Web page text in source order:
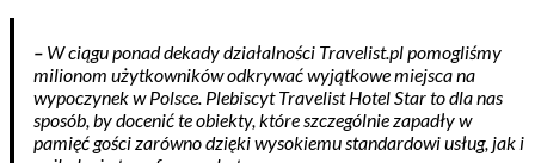
– W ciągu ponad dekady działalności Travelist.pl pomogliśmy
milionom użytkowników odkrywać wyjątkowe miejsca na
wypoczynek w Polsce. Plebiscyt Travelist Hotel Star to dla nas
sposób, by docenić te obiekty, które szczególnie zapadły w
pamięć gości zarówno dzięki wysokiemu standardowi usług, jak i